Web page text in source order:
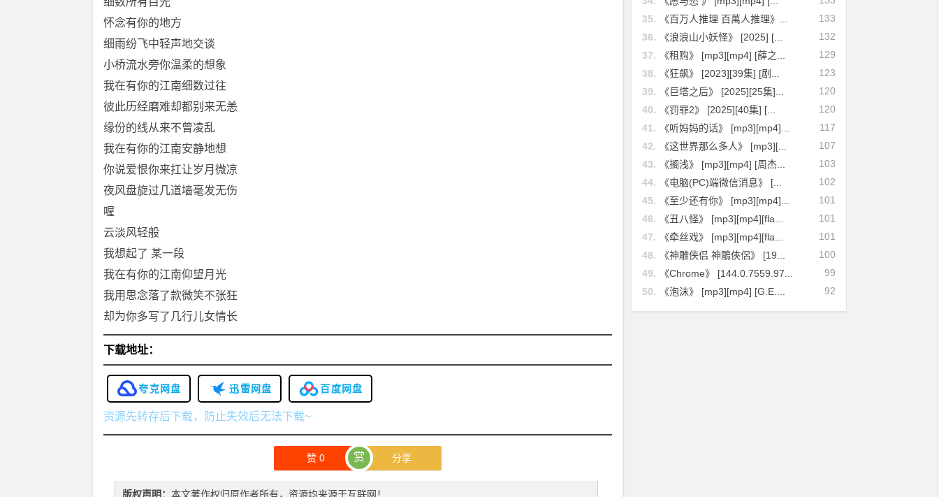
怀念有你的地方
细雨纷飞中轻声地交谈
小桥流水旁你温柔的想象
我在有你的江南细数过往
彼此历经磨难却都别来无恙
缘份的线从来不曾凌乱
我在有你的江南安静地想
你说爱恨你来扛让岁月微凉
夜风盘旋过几道墙毫发无伤
喔
云淡风轻般
我想起了 某一段
我在有你的江南仰望月光
我用思念落了款微笑不张狂
却为你多写了几行儿女情长
下载地址：
夸克网盘 迅雷网盘 百度网盘
资源先转存后下载，防止失效后无法下载~
赞 0 赏 分享
版权声明：本文著作权归原作者所有，资源均来源于互联网！
133
35.
《百万人推理 百萬人推理》...
132
36.
《浪浪山小妖怪》 [2025] [...
129
37.
《租购》 [mp3][mp4] [薛之...
123
38.
《狂飙》 [2023][39集] [剧...
120
39.
《巨塔之后》 [2025][25集]...
120
40.
《罚罪2》 [2025][40集] [...
117
41.
《听妈妈的话》 [mp3][mp4]...
107
42.
《这世界那么多人》 [mp3][...
103
43.
《搁浅》 [mp3][mp4] [周杰...
102
44.
《电脑(PC)端微信消息》 [...
101
45.
《至少还有你》 [mp3][mp4]...
101
46.
《丑八怪》 [mp3][mp4][fla...
101
47.
《牵丝戏》 [mp3][mp4][fla...
100
48.
《神雕侠侣 神鵰俠侶》 [19...
99
49.
《Chrome》 [144.0.7559.97...
92
50. 《泡沫》 [mp3][mp4] [G.E....